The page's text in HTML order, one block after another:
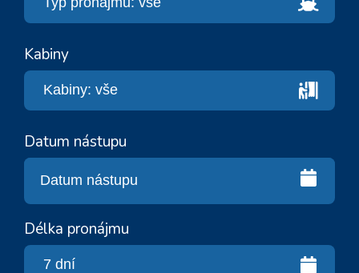
Kabiny
Datum nástupu
Délka pronájmu